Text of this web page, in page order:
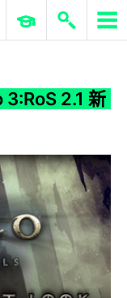
ERP 與商業 AI
2.1 新